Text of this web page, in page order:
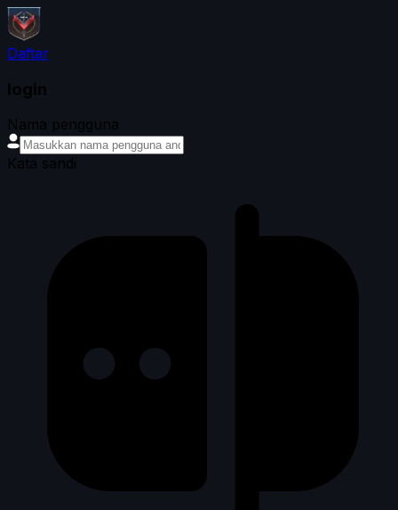
Daftar
login
Nama pengguna
Kata sandi